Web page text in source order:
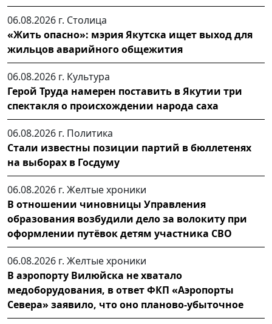
06.08.2026 г. Столица
«Жить опасно»: мэрия Якутска ищет выход для
жильцов аварийного общежития
06.08.2026 г. Культура
Герой Труда намерен поставить в Якутии три
спектакля о происхождении народа саха
06.08.2026 г. Политика
Стали известны позиции партий в бюллетенях
на выборах в Госдуму
06.08.2026 г. Желтые хроники
В отношении чиновницы Управления
образования возбудили дело за волокиту при
оформлении путёвок детям участника СВО
06.08.2026 г. Желтые хроники
В аэропорту Вилюйска не хватало
медоборудования, в ответ ФКП «Аэропорты
Севера» заявило, что оно планово-убыточное